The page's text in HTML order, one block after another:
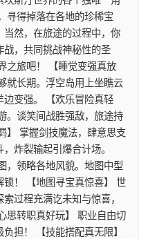
寻得掉落在各地的珍稀宝
然，在旅途的过程中，你
战，共同挑战神秘性的圣
之旅吧！ 【睡觉变强真放
就长期。浮空岛用上坐瞧云
变强。 【欢乐冒险真轻
。谈笑间战胜强敌，旅途持
】 掌握剑技魔法，肆意思支
炸裂输起引爆合计场。
，领略各地风貌。地图中型
！ 【地图寻宝真惊喜】 世
过程充满讫未知与惊喜，
思转职真好玩】 职业自由切
担！ 【技能搭配真无限】